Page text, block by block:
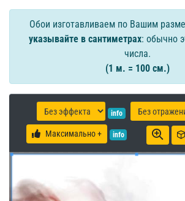
Обои изготавливаем по Вашим
указывайте в сантиметрах: обычно
числа.
(1 м. = 100 см.)
info
Максимально + info